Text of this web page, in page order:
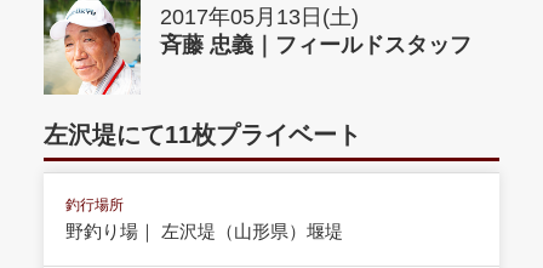
2017年05月13日(土)
斉藤 忠義｜フィールドスタッフ
左沢堤にて11枚プライベート
釣行場所
野釣り場｜ 左沢堤（山形県）堰堤